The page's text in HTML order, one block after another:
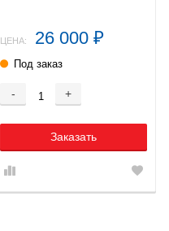
ЦЕНА: 26 000 ₽
Под заказ
- +
Заказать